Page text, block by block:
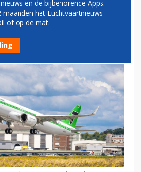
UW MOOISTE
AAN
en de bijbehorende Apps.
maanden het Luchtvaartnieuws
of op de mat.